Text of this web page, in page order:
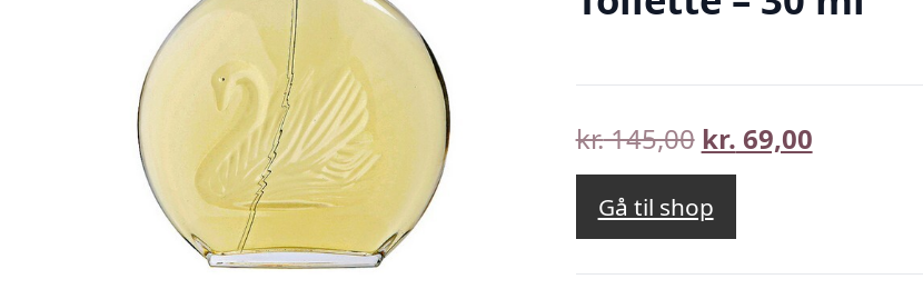
kr.145,00 Den
oprindelige
pris
var:
kr. 145,00.
kr. 69,00Den
kr. 69,00.
Gå til shop